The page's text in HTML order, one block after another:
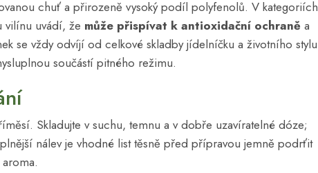
chuť a přirozeně vysoký podíl polyfenolů. V kategoriích
vilínu uvádí, že může přispívat k antioxidační ochraně a
se vždy odvíjí od celkové skladby jídelníčku a životního stylu
součástí pitného režimu.
Skladujte v suchu, temnu a v dobře uzavíratelné dóze;
nálev je vhodné list těsně před přípravou jemně podrťit